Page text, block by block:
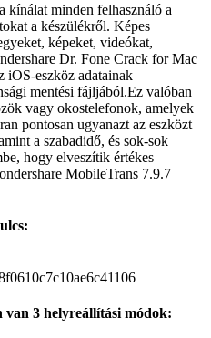
kínálat minden felhasználó a
a készülékről. Képes
képeket, videókat,
Dr. Fone Crack for Mac
iOS-eszköz adatainak
mentési fájljából.Ez valóban
vagy okostelefonok, amelyek
pontosan ugyanazt az eszközt
a szabadidő, és sok-sok
hogy elveszítik értékes
MobileTrans 7.9.7
van 3 helyreállítási módok: